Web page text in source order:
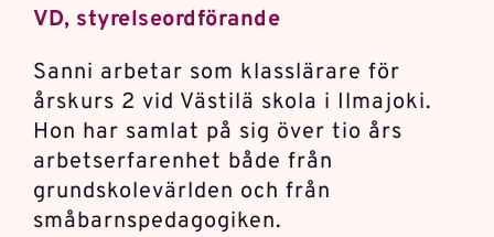
VD, styrelseordförande
Sanni arbetar som klasslärare för
årskurs 2 vid Västilä skola i Ilmajoki.
Hon har samlat på sig över tio års
arbetserfarenhet både från
grundskolevärlden och från
småbarnspedagogiken.